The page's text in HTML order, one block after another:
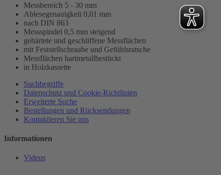
Messbereich 5 - 30 mm
Ablesegenauigkeit 0,01 mm
nach DIN 863
Messspindel 0,5 mm steigend
gehärtete und geschliffene Messflächen
mit Feststellschraube und Gefühlsratsche
Messflächen hartmetallbestückt
in Holzkassette
Suchbegriffe
Datenschutz und Cookie-Richtlinien
Erweiterte Suche
Bestellungen und Rücksendungen
Kontaktieren Sie uns
Informationen
Videos